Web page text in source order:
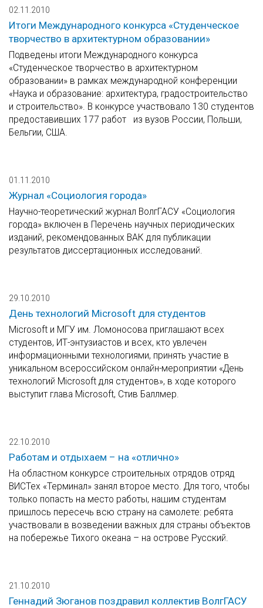
02.11.2010
Итоги Международного конкурса «Студенческое
творчество в архитектурном образовании»
Подведены итоги Международного конкурса
«Студенческое творчество в архитектурном
образовании» в рамках международной конференции
«Наука и образование: архитектура, градостроительство
и строительство». В конкурсе участвовало 130 студентов
предоставивших 177 работ из вузов России, Польши,
Бельгии, США.
01.11.2010
Журнал «Социология города»
Научно-теоретический журнал ВолгГАСУ «Социология
города» включен в Перечень научных периодических
изданий, рекомендованных ВАК для публикации
результатов диссертационных исследований.
29.10.2010
День технологий Microsoft для студентов
Microsoft и МГУ им. Ломоносова приглашают всех
студентов, ИТ-энтузиастов и всех, кто увлечен
информационными технологиями, принять участие в
уникальном всероссийском онлайн-мероприятии «День
технологий Microsoft для студентов», в ходе которого
выступит глава Microsoft, Стив Баллмер.
22.10.2010
Работам и отдыхаем – на «отлично»
На областном конкурсе строительных отрядов отряд
ВИСТех «Терминал» занял второе место. Для того, чтобы
только попасть на место работы, нашим студентам
пришлось пересечь всю страну на самолете: ребята
участвовали в возведении важных для страны объектов
на побережье Тихого океана – на острове Русский.
21.10.2010
Геннадий Зюганов поздравил коллектив ВолгГАСУ